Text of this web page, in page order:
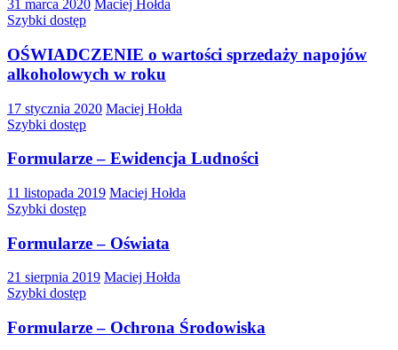
31 marca 2020 Maciej Hołda
Szybki dostęp
OŚWIADCZENIE o wartości sprzedaży napojów
alkoholowych w roku
17 stycznia 2020 Maciej Hołda
Szybki dostęp
Formularze – Ewidencja Ludności
11 listopada 2019 Maciej Hołda
Szybki dostęp
Formularze – Oświata
21 sierpnia 2019 Maciej Hołda
Szybki dostęp
Formularze – Ochrona Środowiska